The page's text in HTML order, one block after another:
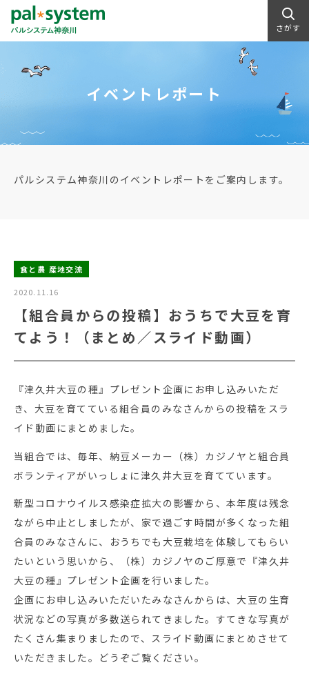
さがす
イベントレポート
パルシステム神奈川のイベントレポートをご案内します。
食と農 産地交流
2020.11.16
【組合員からの投稿】おうちで大豆を育
てよう！（まとめ／スライド動画）
『津久井大豆の種』プレゼント企画にお申し込みいただ
き、大豆を育てている組合員のみなさんからの投稿をスラ
イド動画にまとめました。
当組合では、毎年、納豆メーカー（株）カジノヤと組合員
ボランティアがいっしょに津久井大豆を育てています。
新型コロナウイルス感染症拡大の影響から、本年度は残念
ながら中止としましたが、家で過ごす時間が多くなった組
合員のみなさんに、おうちでも大豆栽培を体験してもらい
たいという思いから、（株）カジノヤのご厚意で『津久井
大豆の種』プレゼント企画を行いました。
企画にお申し込みいただいたみなさんからは、大豆の生育
状況などの写真が多数送られてきました。すてきな写真が
たくさん集まりましたので、スライド動画にまとめさせて
いただきました。どうぞご覧ください。